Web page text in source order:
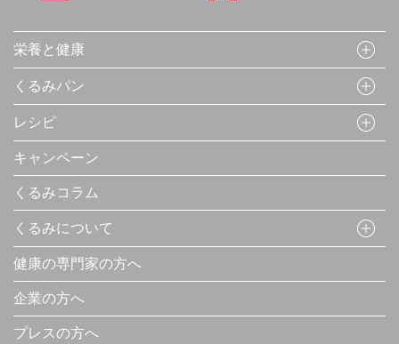
栄養と健康
くるみパン
レシピ
キャンペーン
くるみコラム
くるみについて
健康の専門家の方へ
企業の方へ
プレスの方へ